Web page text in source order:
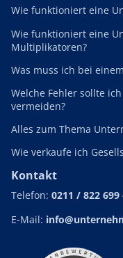
Wie funktioniert eine
Wie funktioniert eine
Multiplikatoren?
Was muss ich bei
Welche Fehler sollte
vermeiden?
Alles zum Thema
Wie verkaufe ich
Kontakt
Telefon: 0211 / 822 699
E-Mail: